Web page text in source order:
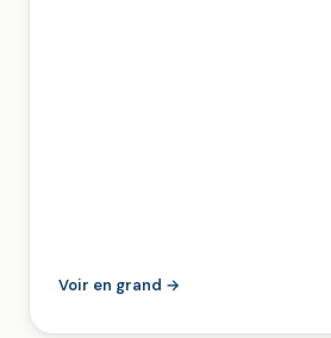
Voir en grand →